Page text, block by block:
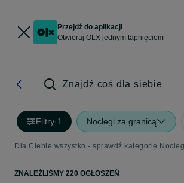
Przejdź do aplikacji
Otwieraj OLX jednym tapnięciem
Znajdź coś dla siebie
Filtry·1 Noclegi za granicą
ZNALEŹLIŚMY 220 OGŁOSZEŃ